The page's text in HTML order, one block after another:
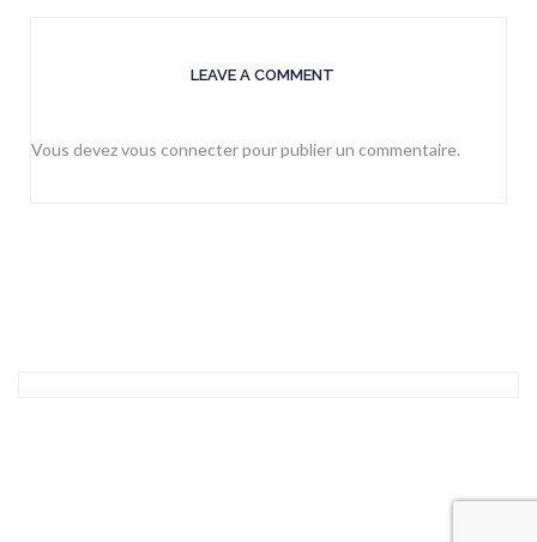
LEAVE A COMMENT
Vous devezvous connecterpour publier un commentaire.